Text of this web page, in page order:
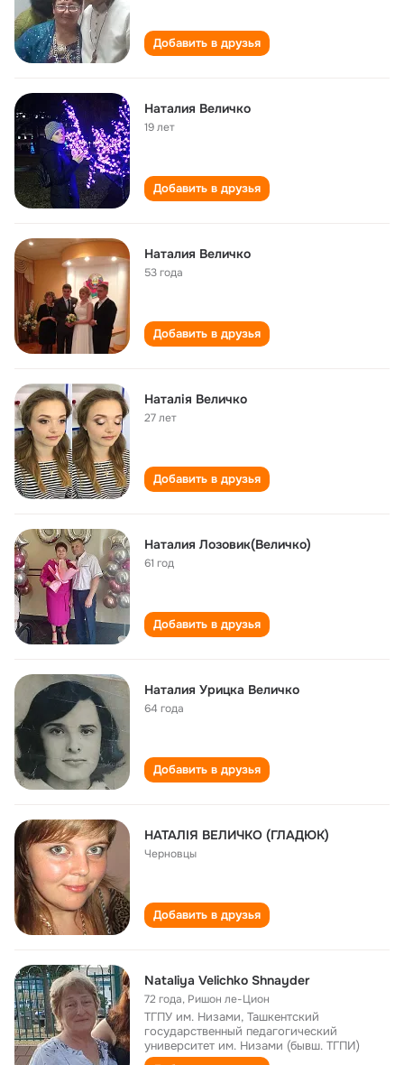
Добавить в друзья
Наталия Величко
19 лет
Добавить в друзья
Наталия Величко
53 года
Добавить в друзья
Наталія Величко
27 лет
Добавить в друзья
Наталия Лозовик(Величко)
61 год
Добавить в друзья
Наталия Урицка Величко
64 года
Добавить в друзья
НАТАЛІЯ ВЕЛИЧКО (ГЛАДЮК)
Черновцы
Добавить в друзья
Nataliya Velichko Shnayder
72 года, Ришон ле-Цион
ТГПУ им. Низами, Ташкентский
государственный педагогический
университет им. Низами (бывш. ТГПИ)